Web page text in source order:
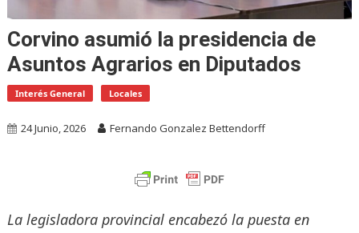
Corvino asumió la presidencia de
Asuntos Agrarios en Diputados
Interés General Locales
24 Junio, 2026 Fernando Gonzalez Bettendorff
La legisladora provincial encabezó la puesta en